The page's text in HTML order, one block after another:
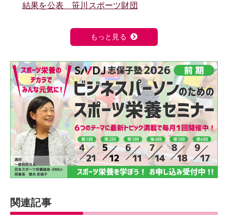
結果を公表 笹川スポーツ財団
もっと見る
関連記事